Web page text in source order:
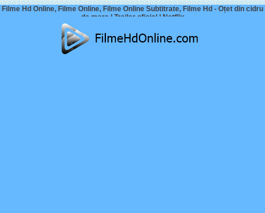
Filme Hd Online, Filme Online, Filme Online Subtitrate, Filme Hd - Oțet din cidru
de mere | Trailer oficial | Netflix